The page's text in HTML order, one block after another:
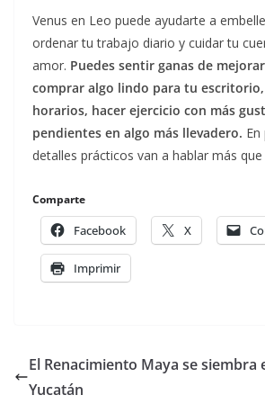
Venus en Leo puede ayudarte a
ordenar tu trabajo diario y cuidar tu
amor. Puedes sentir ganas de
comprar algo lindo para tu
horarios, hacer ejercicio con más
pendientes en algo más llevadero.
detalles prácticos van a hablar más
Comparte
Facebook X
Imprimir
El Renacimiento Maya se siembra
Yucatán